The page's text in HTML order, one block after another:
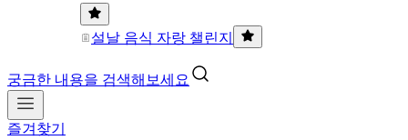
설날 음식 자랑 챌린지
궁금한 내용을 검색해보세요
즐겨찾기